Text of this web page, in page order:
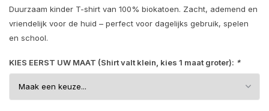
Duurzaam kinder T-shirt van 100% biokatoen. Zacht, ademend en
vriendelijk voor de huid – perfect voor dagelijks gebruik, spelen
en school.
KIES EERST UW MAAT (Shirt valt klein, kies 1 maat groter): *